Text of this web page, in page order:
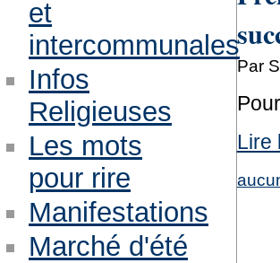
Par
Lire
et
intercommunales
Infos
Religieuses
Les mots
pour rire
Manifestations
Marché d'été